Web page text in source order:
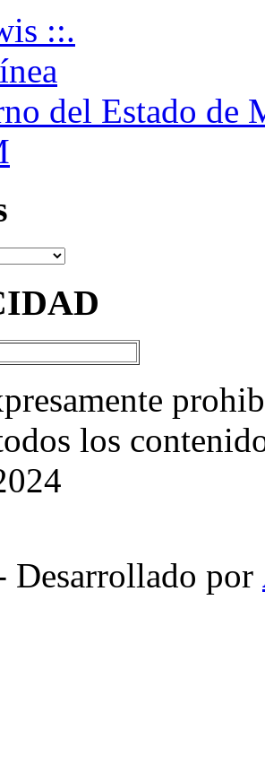
::.
del Estado de
los
Desarrollado por